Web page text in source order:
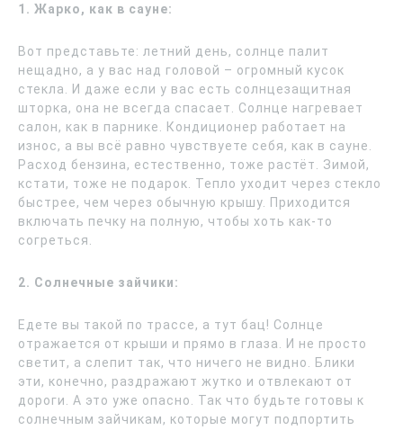
1. Жарко, как в сауне:
Вот представьте: летний день, солнце палит
нещадно, а у вас над головой – огромный кусок
стекла. И даже если у вас есть солнцезащитная
шторка, она не всегда спасает. Солнце нагревает
салон, как в парнике. Кондиционер работает на
износ, а вы всё равно чувствуете себя, как в сауне.
Расход бензина, естественно, тоже растёт. Зимой,
кстати, тоже не подарок. Тепло уходит через стекло
быстрее, чем через обычную крышу. Приходится
включать печку на полную, чтобы хоть как-то
согреться.
2. Солнечные зайчики:
Едете вы такой по трассе, а тут бац! Солнце
отражается от крыши и прямо в глаза. И не просто
светит, а слепит так, что ничего не видно. Блики
эти, конечно, раздражают жутко и отвлекают от
дороги. А это уже опасно. Так что будьте готовы к
солнечным зайчикам, которые могут подпортить